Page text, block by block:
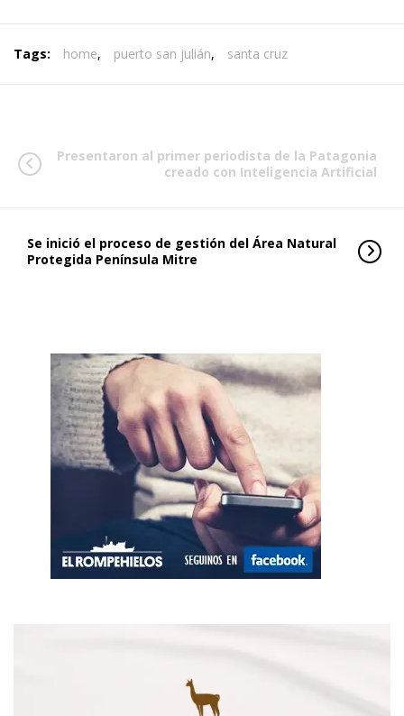
Tags: home, puerto san julián, santa cruz
Presentaron al primer periodista de la Patagonia
creado con Inteligencia Artificial
Se inició el proceso de gestión del Área Natural
Protegida Península Mitre